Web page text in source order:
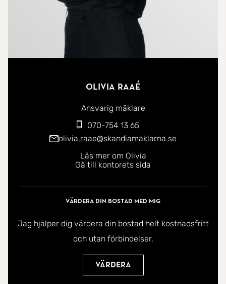
Olivia Raaé
Ansvarig mäklare
070-754 13 65
olivia.raae@skandiamaklarna.se
Läs mer om Olivia
Gå till kontorets sida
Värdera din bostad med mig
Jag hjälper dig värdera din bostad helt kostnadsfritt
och utan förbindelser.
Värdera